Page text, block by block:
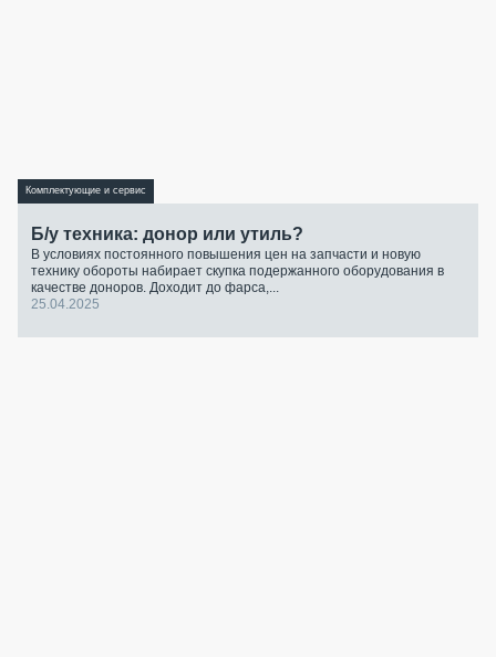
Комплектующие и сервис
Б/у техника: донор или утиль?
В условиях постоянного повышения цен на запчасти и новую
технику обороты набирает скупка подержанного оборудования в
качестве доноров. Доходит до фарса,...
25.04.2025